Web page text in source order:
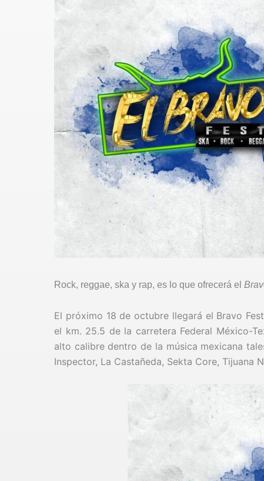
Rock, reggae, ska y rap, es lo que ofrecerá el
El próximo 18 de octubre llegará el Bravo
el km. 25.5 de la carretera Federal México-
alto calibre dentro de la música mexicana
Inspector, La Castañeda, Sekta Core, Tijuana